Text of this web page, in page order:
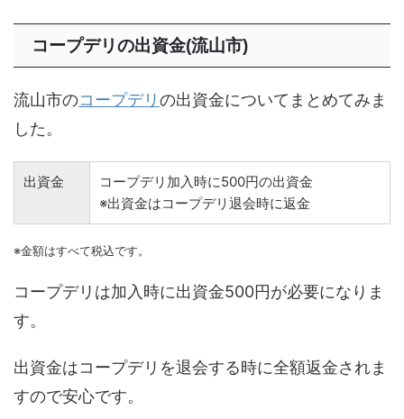
コープデリの出資金(流山市)
流山市のコープデリの出資金についてまとめてみま
した。
出資金
コープデリ加入時に500円の出資金
※出資金はコープデリ退会時に返金
※金額はすべて税込です。
コープデリは加入時に出資金500円が必要になりま
す。
出資金はコープデリを退会する時に全額返金されま
すので安心です。